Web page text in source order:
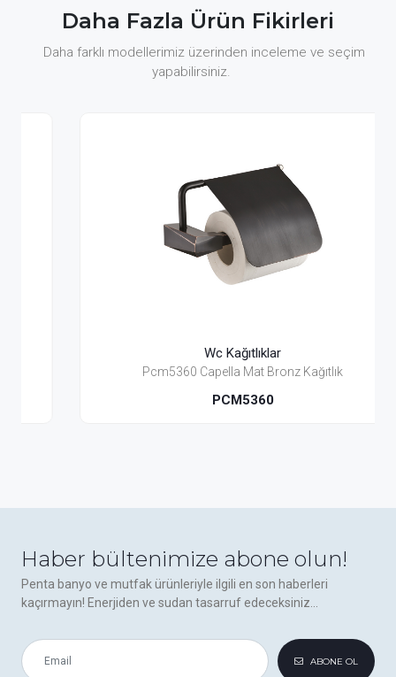
Daha Fazla Ürün Fikirleri
Daha farklı modellerimiz üzerinden inceleme ve seçim
yapabilirsiniz.
Wc Kağıtlıklar
Pcm5360 Capella Mat Bronz Kağıtlık
PCM5360
Haber bültenimize abone olun!
Penta banyo ve mutfak ürünleriyle ilgili en son haberleri
kaçırmayın! Enerjiden ve sudan tasarruf edeceksiniz...
ABONE OL